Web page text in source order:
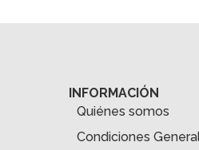
INFORMACIÓN
Quiénes somos
Condiciones